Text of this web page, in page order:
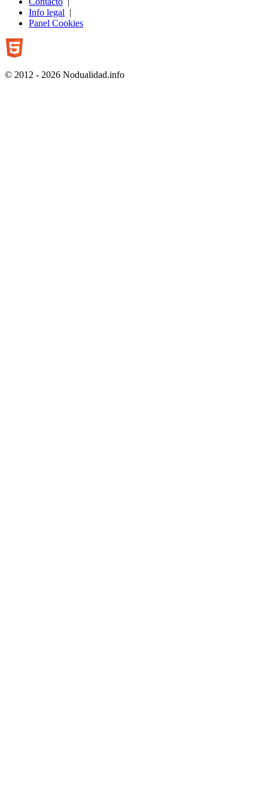
Info legal |
Panel Cookies
© 2012 - 2026 Nodualidad.info